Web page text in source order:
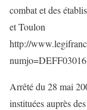
combat et des
et Toulon
http://
Arrêté du 28 mai
instituées auprès